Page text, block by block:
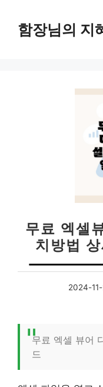
함장님의 지
무료 엑셀
치방법
2024-
무료 엑셀 뷰어
드